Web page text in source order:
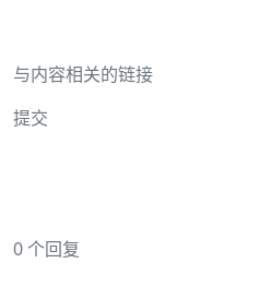
与内容相关的链接
提交
0 个回复